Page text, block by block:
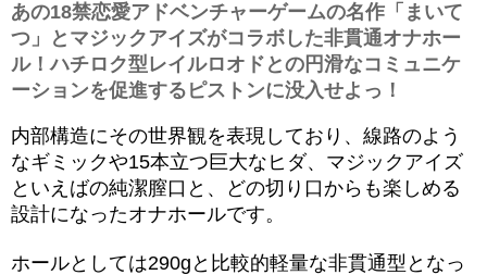
あの18禁恋愛アドベンチャーゲームの名作「まいて
つ」とマジックアイズがコラボした非貫通オナホー
ル！ハチロク型レイルロオドとの円滑なコミュニケ
ーションを促進するピストンに没入せよっ！
内部構造にその世界観を表現しており、線路のよう
なギミックや15本立つ巨大なヒダ、マジックアイズ
といえばの純潔膣口と、どの切り口からも楽しめる
設計になったオナホールです。
ホールとしては290gと比較的軽量な非貫通型となっ